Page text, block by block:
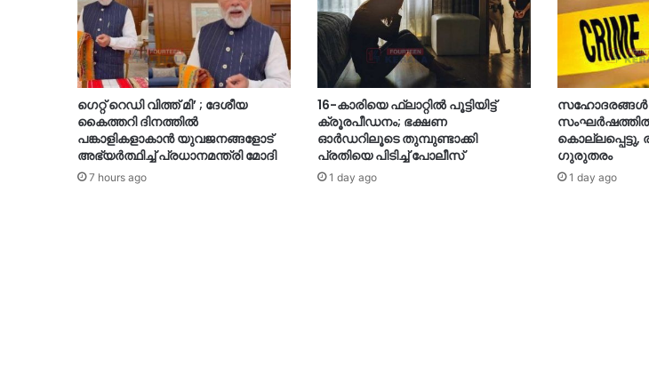
ഗെറ്റ് റെഡി വിത്ത് മി’ ; ദേശീയ
കൈത്തറി ദിനത്തിൽ
പങ്കാളികളാകാൻ യുവജനങ്ങളോട്
അഭ്യർത്ഥിച്ച് പ്രധാനമന്ത്രി മോദി
7 hours ago
16-കാരിയെ ഫ്ലാറ്റിൽ പൂട്ടിയിട്ട്
ക്രൂരപീഡനം; ഭക്ഷണ
ഓർഡറിലൂടെ തുമ്പുണ്ടാക്കി
പ്രതിയെ പിടിച്ച് പോലീസ്
1 day ago
സഹോദരങ്ങൾ
കൊല്ലപ്പെട്ടു,
ഗുരുതരം
1 day ago